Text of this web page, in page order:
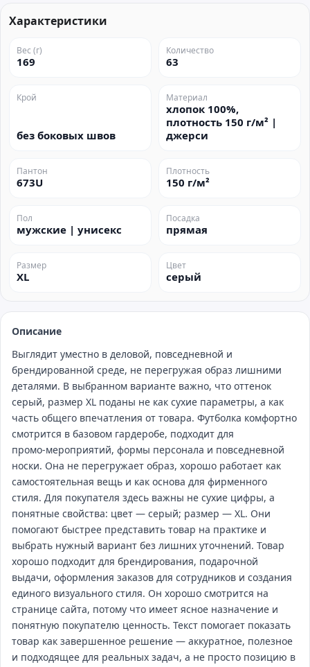
Характеристики
Вес (г)
169
Количество
63
Крой
без боковых швов
Материал
хлопок 100%,
плотность 150 г/м² |
джерси
Пантон
673U
Плотность
150 г/м²
Пол
мужские | унисекс
Посадка
прямая
Размер
XL
Цвет
серый
Описание
Выглядит уместно в деловой, повседневной и
брендированной среде, не перегружая образ лишними
деталями. В выбранном варианте важно, что оттенок
серый, размер XL поданы не как сухие параметры, а как
часть общего впечатления от товара. Футболка комфортно
смотрится в базовом гардеробе, подходит для
промо‑мероприятий, формы персонала и повседневной
носки. Она не перегружает образ, хорошо работает как
самостоятельная вещь и как основа для фирменного
стиля. Для покупателя здесь важны не сухие цифры, а
понятные свойства: цвет — серый; размер — XL. Они
помогают быстрее представить товар на практике и
выбрать нужный вариант без лишних уточнений. Товар
хорошо подходит для брендирования, подарочной
выдачи, оформления заказов для сотрудников и создания
единого визуального стиля. Он хорошо смотрится на
странице сайта, потому что имеет ясное назначение и
понятную покупателю ценность. Текст помогает показать
товар как завершенное решение — аккуратное, полезное
и подходящее для реальных задач, а не просто позицию в